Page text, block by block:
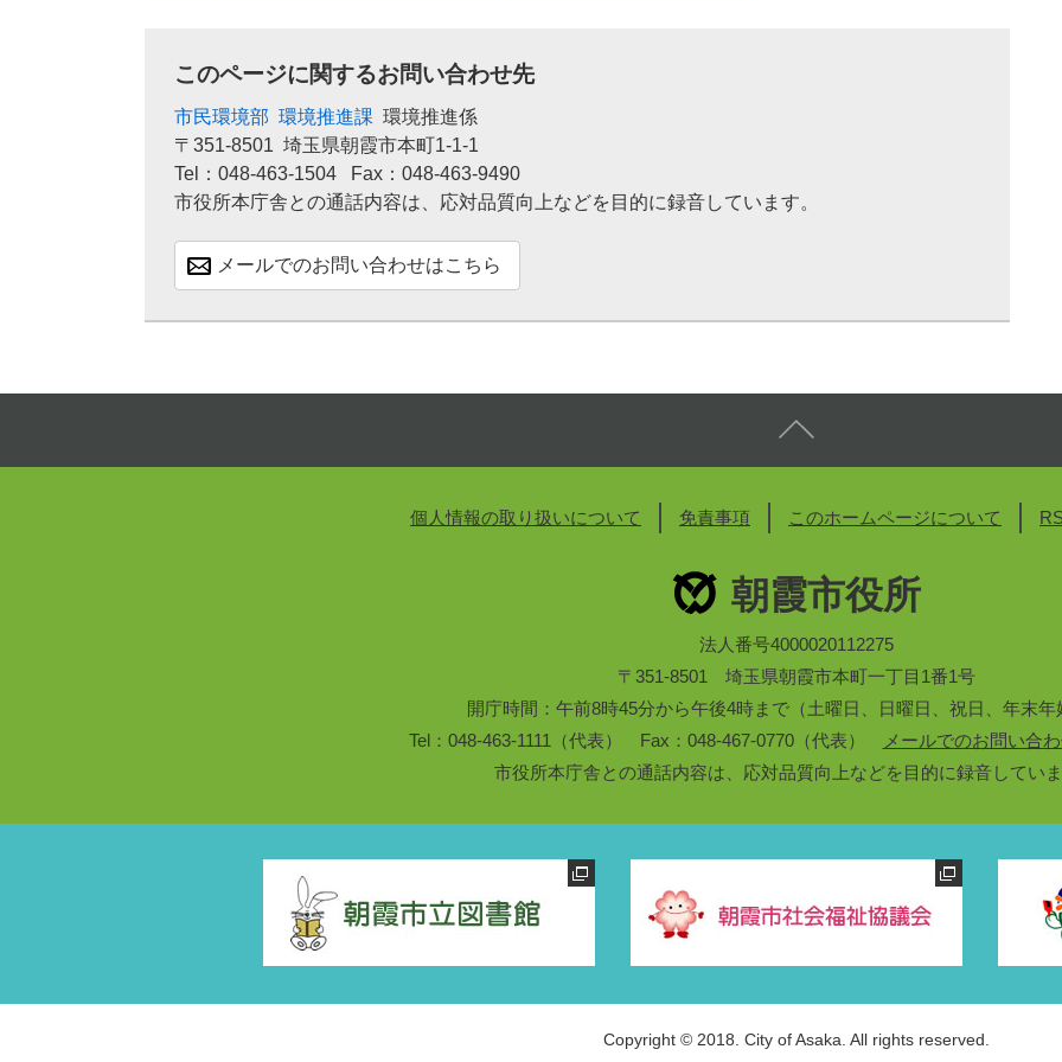
このページに関するお問い合わせ先
市民環境部 環境推進課 環境推進係
〒351-8501 埼玉県朝霞市本町1-1-1
Tel：048-463-1504
Fax：048-463-9490
市役所本庁舎との通話内容は、応対品質向上などを目的に録音しています。
メールでのお問い合わせはこちら
個人情報の取り扱いについて 免責事項 このホームページについて
朝霞市役所
法人番号4000020112275
〒351-8501 埼玉県朝霞市本町一丁目1番1号
開庁時間：午前8時45分から午後4時まで（土曜日、日曜日、祝日、年末年
Tel：048-463-1111（代表） Fax：048-467-0770（代表）
メールでのお問い合
市役所本庁舎との通話内容は、応対品質向上などを目的に録音していま
Copyright © 2018. City of Asaka. All rights reserved.